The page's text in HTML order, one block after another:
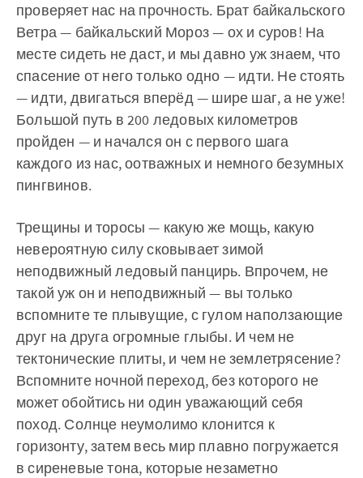
проверяет нас на прочность. Брат байкальского
Ветра — байкальский Мороз — ох и суров! На
месте сидеть не даст, и мы давно уж знаем, что
спасение от него только одно — идти. Не стоять
— идти, двигаться вперёд — шире шаг, а не уже!
Большой путь в 200 ледовых километров
пройден — и начался он с первого шага
каждого из нас, оотважных и немного безумных
пингвинов.
Трещины и торосы — какую же мощь, какую
невероятную силу сковывает зимой
неподвижный ледовый панцирь. Впрочем, не
такой уж он и неподвижный — вы только
вспомните те плывущие, с гулом наползающие
друг на друга огромные глыбы. И чем не
тектонические плиты, и чем не землетрясение?
Вспомните ночной переход, без которого не
может обойтись ни один уважающий себя
поход. Солнце неумолимо клонится к
горизонту, затем весь мир плавно погружается
в сиреневые тона, которые незаметно